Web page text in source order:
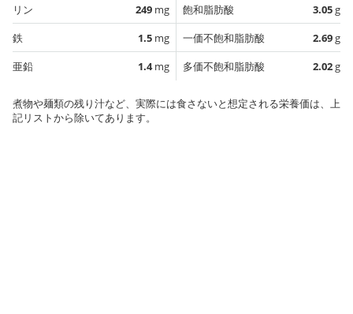
リン
249 mg
鉄
1.5 mg
亜鉛
1.4mg
飽和脂肪酸
3.05g
一価不飽和脂肪酸
2.69g
多価不飽和脂肪酸
2.02g
煮物や麺類の残り汁など、実際には食さないと想定される栄養価は、上
記リストから除いてあります。